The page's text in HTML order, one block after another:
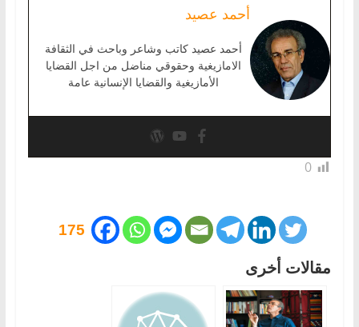
أحمد عصيد
أحمد عصيد كاتب وشاعر وباحث في الثقافة
الامازيغية وحقوقي مناضل من اجل القضايا
الأمازيغية والقضايا الإنسانية عامة
0
175
مقالات أخرى